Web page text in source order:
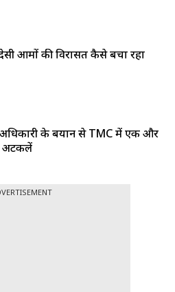
आमों की विरासत कैसे बचा रहा
के बयान से TMC में एक और
अटकलें